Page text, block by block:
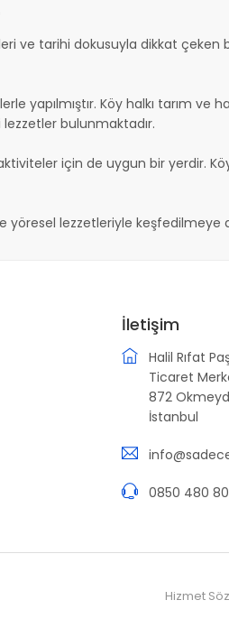
ve tarihi dokusuyla dikkat çeken
Köy halkı tarım ve
lezzetler bulunmaktadır.
için de uygun bir yerdir.
yöresel lezzetleriyle keşfedilmeye
İletişim
Halil Rıfat
Ticaret
872
İstanbul
0850 480
Hizmet